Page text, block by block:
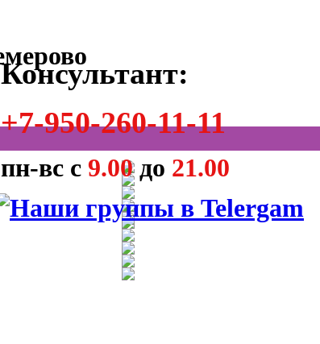
Консультант:
+7-950-260-11-11
пн-вс с 9.00до 21.00